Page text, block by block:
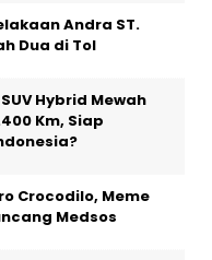
Andra ST.
Dua di Tol
Hybrid Mewah
Km, Siap
Crocodilo, Meme
Medsos